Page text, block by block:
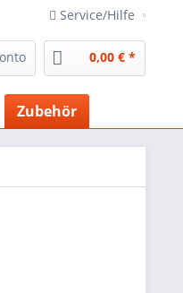
Service/Hilfe
0,00 € *
Zubehör